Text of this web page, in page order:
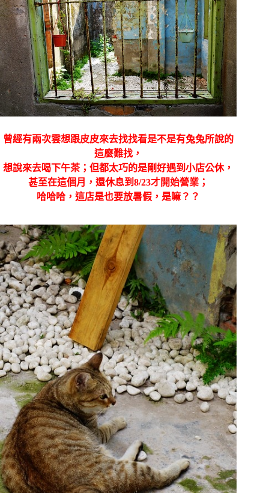
曾經有兩次雲想跟皮皮來去找找看是不是有兔兔所說的
這麼難找，
想說來去喝下午茶；但都太巧的是剛好遇到小店公休，
甚至在這個月，還休息到8/23才開始營業；
哈哈哈，這店是也要放暑假，是嘛？？